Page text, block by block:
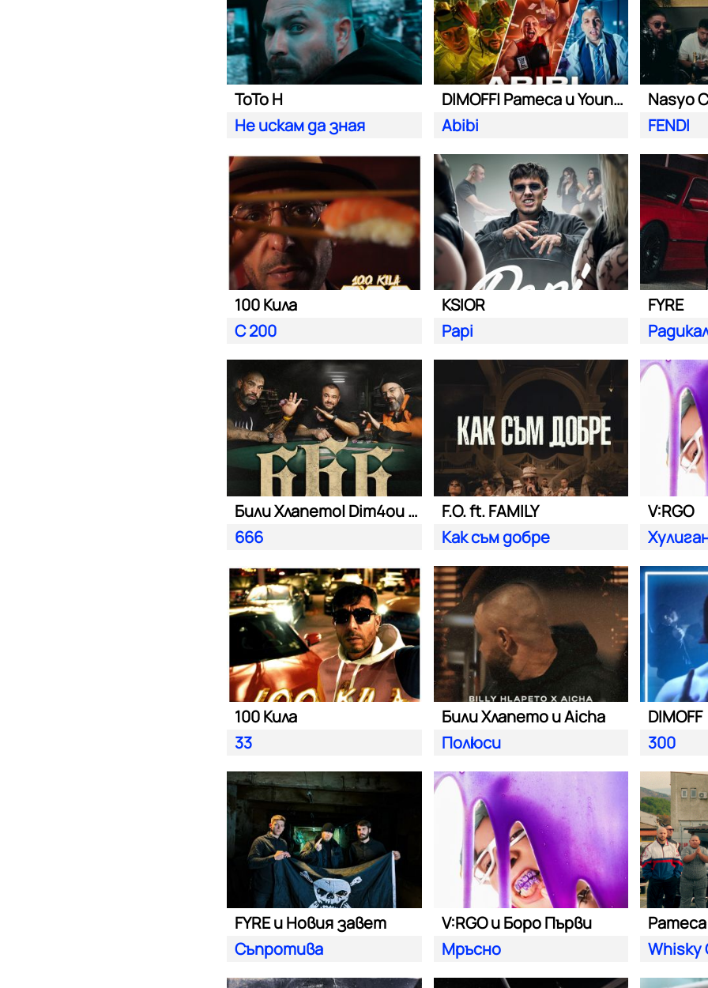
ToTo H
Не искам да зная
DIMOFF| Pameca и Young BB Young
Abibi
FENDI
100 Кила
С 200
KSIOR
Papi
FYRE
Били Хлапето| Dim4ou и Garjoka
666
F.O. ft. FAMILY
Как съм добре
V:RGO
100 Кила
33
Били Хлапето и Aicha
Полюси
DIMOFF
300
FYRE и Новия завет
Съпротива
V:RGO и Боро Първи
Мръсно
Whisky